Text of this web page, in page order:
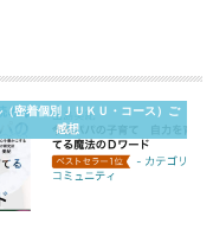
（密着個別ＪＵＫＵ・コース）ご
感想